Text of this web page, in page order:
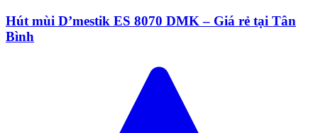
Hút mùi D’mestik ES 8070 DMK – Giá rẻ tại Tân
Bình